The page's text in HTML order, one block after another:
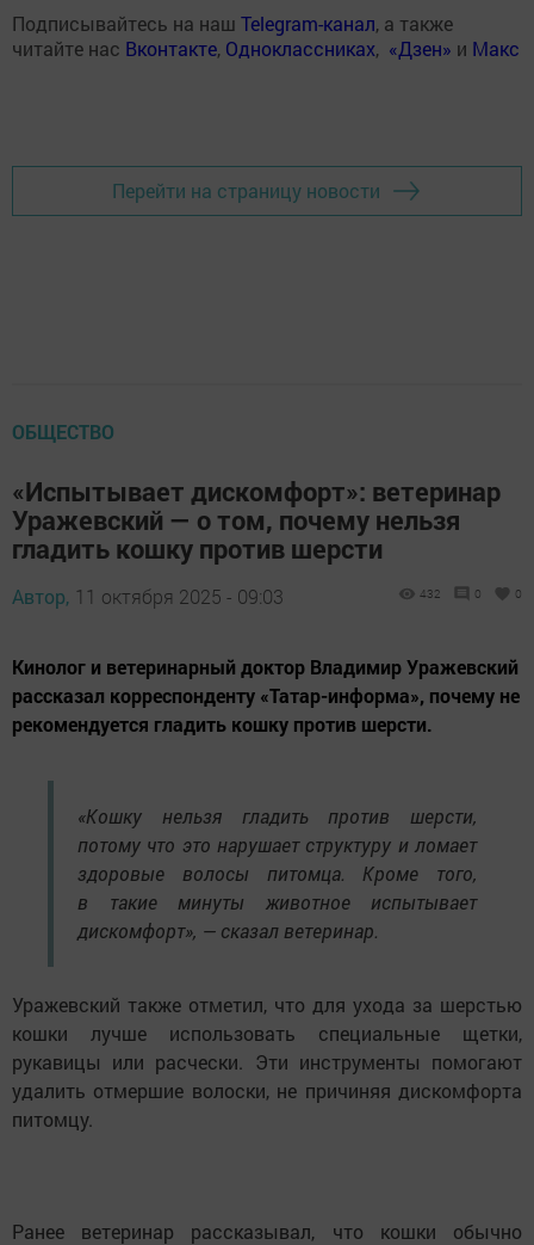
Подписывайтесь на наш Telegram-канал, а также
читайте нас Вконтакте, Одноклассниках, «Дзен» и Макс
Перейти на страницу новости
ОБЩЕСТВО
«Испытывает дискомфорт»: ветеринар
Уражевский — о том, почему нельзя
гладить кошку против шерсти
Автор, 11 октября 2025 - 09:03 432 0 0
Кинолог и ветеринарный доктор Владимир Уражевский
рассказал корреспонденту «Татар-информа», почему не
рекомендуется гладить кошку против шерсти.
«Кошку нельзя гладить против шерсти,
потому что это нарушает структуру и ломает
здоровые волосы питомца. Кроме того,
в такие минуты животное испытывает
дискомфорт», — сказал ветеринар.
Уражевский также отметил, что для ухода за шерстью
кошки лучше использовать специальные щетки,
рукавицы или расчески. Эти инструменты помогают
удалить отмершие волоски, не причиняя дискомфорта
питомцу.
Ранее ветеринар рассказывал, что кошки обычно